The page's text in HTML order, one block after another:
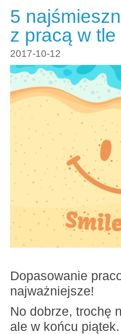
5
z pracą w tle
2017-10-12
Dopasowanie
najważniejsze!
No dobrze, trochę
ale w końcu